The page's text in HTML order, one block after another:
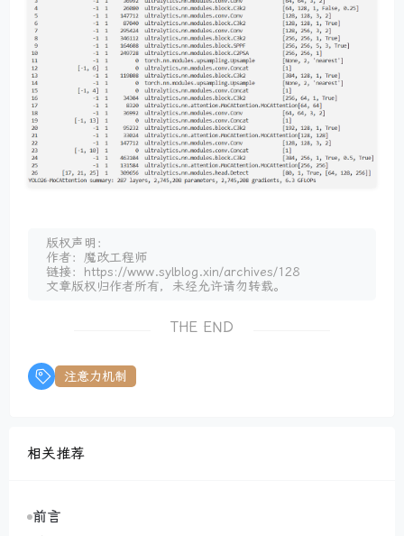
版权声明：
作者：魔改工程师
链接：https://www.sylblog.xin/archives/128
文章版权归作者所有，未经允许请勿转载。
THE END
注意力机制
相关推荐
前言